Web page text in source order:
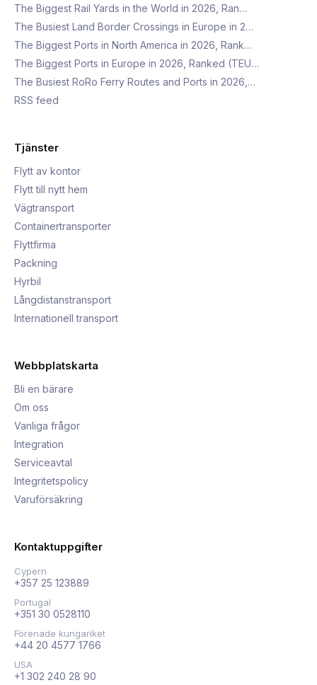
The Biggest Rail Yards in the World in 2026, Ran…
The Busiest Land Border Crossings in Europe in 2…
The Biggest Ports in North America in 2026, Rank…
The Biggest Ports in Europe in 2026, Ranked (TEU…
The Busiest RoRo Ferry Routes and Ports in 2026,…
RSS feed
Tjänster
Flytt av kontor
Flytt till nytt hem
Vägtransport
Containertransporter
Flyttfirma
Packning
Hyrbil
Långdistanstransport
Internationell transport
Webbplatskarta
Bli en bärare
Om oss
Vanliga frågor
Integration
Serviceavtal
Integritetspolicy
Varuförsäkring
Kontaktuppgifter
Cypern
+357 25 123889
Portugal
+351 30 0528110
Förenade kungariket
+44 20 4577 1766
USA
+1 302 240 28 90